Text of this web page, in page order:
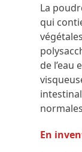
La
qui
de l’eau
En